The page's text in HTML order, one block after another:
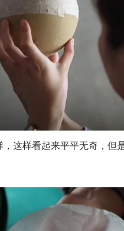
这样看起来平平无奇，但